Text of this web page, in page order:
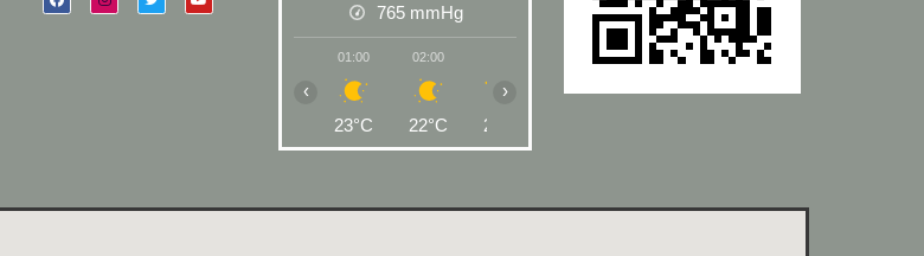
765 mmHg
01:00
23°C
02:00
22°C 22°C
06:00
‹ ›